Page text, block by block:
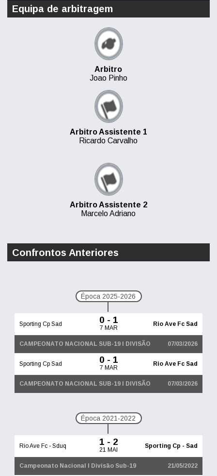
Equipa de arbitragem
Arbitro
Joao Pinho
Arbitro Assistente 1
Ricardo Carvalho
Arbitro Assistente 2
Marcelo Adriano
Confrontos Anteriores
Época 2025-2026
Sporting Cp Sad 0 - 1
7 MAR
Rio Ave Fc Sad
CAMPEONATO NACIONAL SUB-19 I DIVISÃO 07/03/2026
Sporting Cp Sad 0 - 1
7 MAR
Rio Ave Fc Sad
CAMPEONATO NACIONAL SUB-19 I DIVISÃO 07/03/2026
Época 2021-2022
Rio Ave Fc - Sduq 1 - 2
21 MAI
Sporting Cp - Sad
Campeonato Nacional I Divisão Sub-19 21/05/2022